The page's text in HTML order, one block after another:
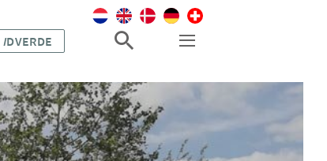
IDVERDE